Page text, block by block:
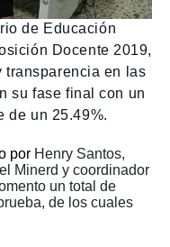
de Educación
Docente 2019,
transparencia en las
su fase final con un
de un 25.49%.
por Henry Santos,
Minerd y coordinador
un total de
de los cuales